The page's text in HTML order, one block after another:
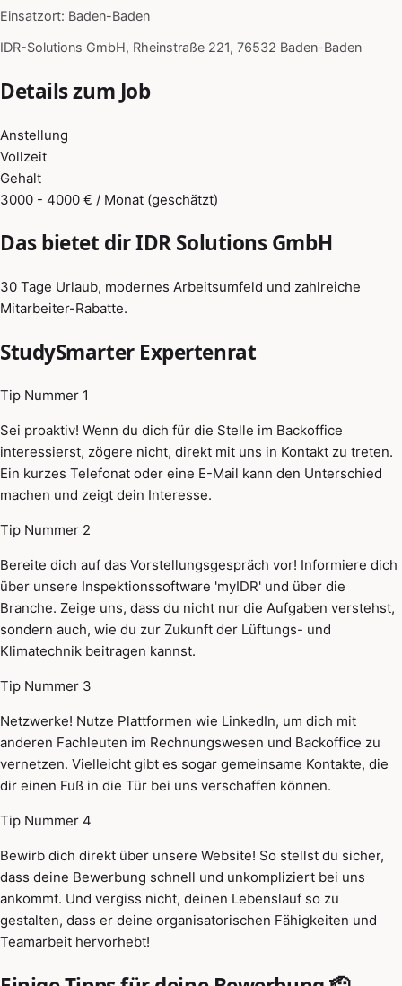
Einsatzort: Baden-Baden
IDR-Solutions GmbH, Rheinstraße 221, 76532 Baden-Baden
Details zum Job
Anstellung
Vollzeit
Gehalt
3000 - 4000 € / Monat (geschätzt)
Das bietet dir IDR Solutions GmbH
30 Tage Urlaub, modernes Arbeitsumfeld und zahlreiche
Mitarbeiter-Rabatte.
StudySmarter Expertenrat
Tip Nummer 1
Sei proaktiv! Wenn du dich für die Stelle im Backoffice
interessierst, zögere nicht, direkt mit uns in Kontakt zu treten.
Ein kurzes Telefonat oder eine E-Mail kann den Unterschied
machen und zeigt dein Interesse.
Tip Nummer 2
Bereite dich auf das Vorstellungsgespräch vor! Informiere dich
über unsere Inspektionssoftware 'myIDR' und über die
Branche. Zeige uns, dass du nicht nur die Aufgaben verstehst,
sondern auch, wie du zur Zukunft der Lüftungs- und
Klimatechnik beitragen kannst.
Tip Nummer 3
Netzwerke! Nutze Plattformen wie LinkedIn, um dich mit
anderen Fachleuten im Rechnungswesen und Backoffice zu
vernetzen. Vielleicht gibt es sogar gemeinsame Kontakte, die
dir einen Fuß in die Tür bei uns verschaffen können.
Tip Nummer 4
Bewirb dich direkt über unsere Website! So stellst du sicher,
dass deine Bewerbung schnell und unkompliziert bei uns
ankommt. Und vergiss nicht, deinen Lebenslauf so zu
gestalten, dass er deine organisatorischen Fähigkeiten und
Teamarbeit hervorhebt!